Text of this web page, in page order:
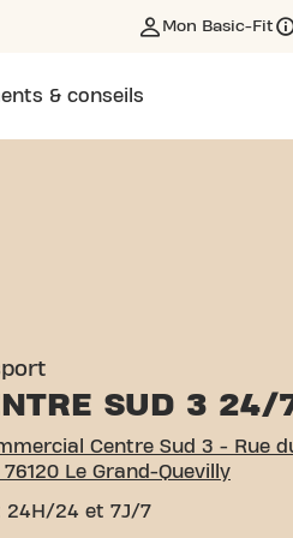
Mon Basic-Fit
& conseils
SUD 3 -
SUD 3 24/
Centre Sud 3 - Rue
Le Grand-Quevilly
24H/24 et 7J/7